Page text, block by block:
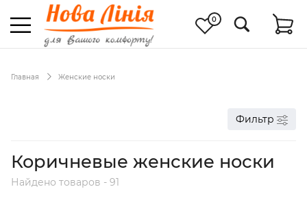
0
Главная Женские носки
Фильтр
Коричневые женские носки
Найдено товаров - 91